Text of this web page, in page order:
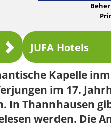
JUFA Hotels
Kapelle
im 17.
Thannhausen
werden. Die